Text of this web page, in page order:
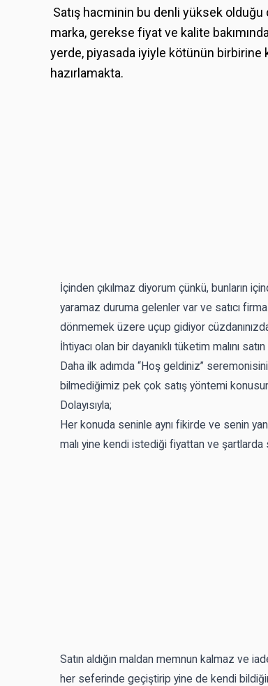
Satış hacminin bu denli yüksek olduğu
marka, gerekse fiyat ve kalite
yerde, piyasada iyiyle kötünün birbirine
hazırlamakta.
İçinden çıkılmaz diyorum çünkü, bunların
yaramaz duruma gelenler var ve satıcı firma
dönmemek üzere uçup gidiyor
İhtiyacı olan bir dayanıklı tüketim malını
Daha ilk adımda “Hoş geldiniz”
bilmediğimiz pek çok satış yöntemi
Dolayısıyla;
Her konuda seninle aynı fikirde ve senin
malı yine kendi istediği fiyattan ve
Satın aldığın maldan memnun kalmaz ve
her seferinde geçiştirip yine de kendi